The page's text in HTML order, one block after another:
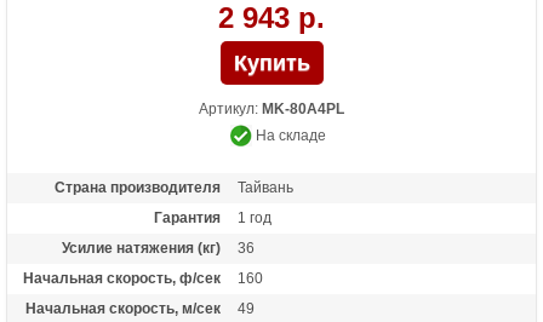
2 943 р.
Артикул: MK-80A4PL
На складе
Страна производителя
Тайвань
Гарантия
1 год
Усилие натяжения (кг)
36
Начальная скорость, ф/сек
160
Начальная скорость, м/сек
49